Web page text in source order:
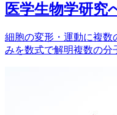
医学生物学研究
細胞の変形・運動に複数
みを数式で解明複数の分